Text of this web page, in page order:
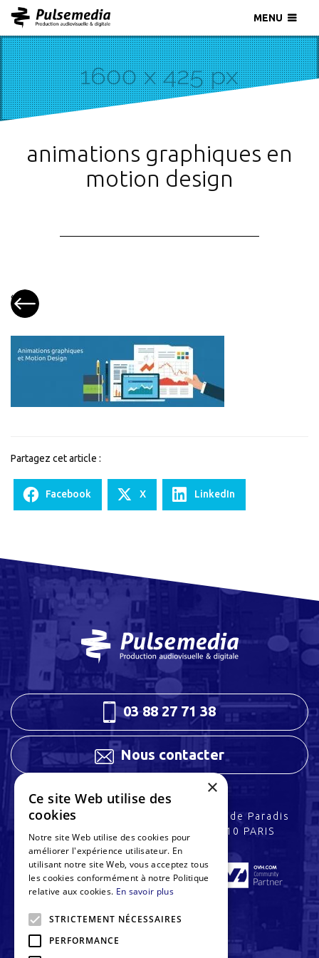
MENU
animations graphiques en
motion design
«
Design,
Animations
Partagez cet article :
Facebook X LinkedIn
03 88 27 71 38
Nous contacter
3 rue Charles Peguy
67200 STRASBOURG
32 rue de Paradis
75010 PARIS
×
Ce site Web utilise des
cookies
Notre site Web utilise des cookies pour
améliorer l'expérience utilisateur. En
utilisant notre site Web, vous acceptez tous
les cookies conformément à notre Politique
relative aux cookies. En savoir plus
STRICTEMENT NÉCESSAIRES
PERFORMANCE